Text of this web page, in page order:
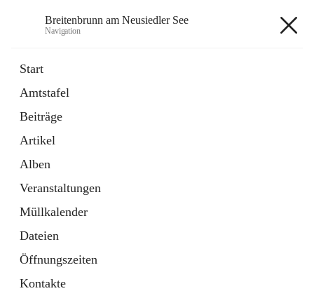
Breitenbrunn am Neusiedler See
Navigation
Start
Amtstafel
Beiträge
Artikel
Alben
Veranstaltungen
Müllkalender
Dateien
Öffnungszeiten
Kontakte
18 Schnellzugriffe
Gemeindeservice